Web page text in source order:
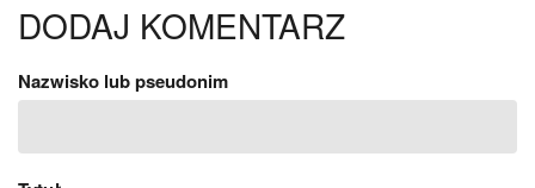
DODAJ KOMENTARZ
Nazwisko lub pseudonim